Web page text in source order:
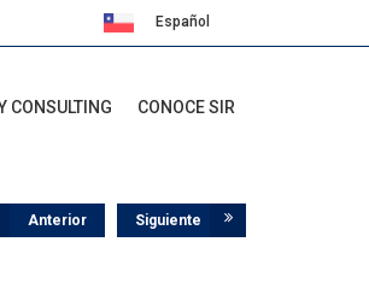
Español
CONSULTING CONOCE SIR
Anterior Siguiente